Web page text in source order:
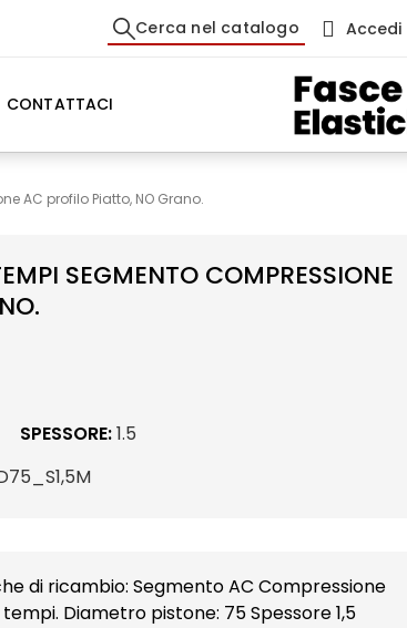
Cerca nel catalogo Accedi
CONTATTACI
AC profilo Piatto, NO Grano.
SEGMENTO COMPRESSIONE
SPESSORE:1.5
AC Compressione
Diametro pistone: 75 Spessore 1,5